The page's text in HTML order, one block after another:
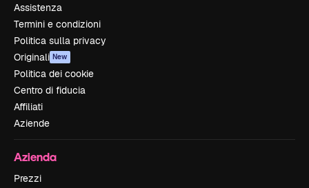
Assistenza
Termini e condizioni
Politica sulla privacy
Originali New
Politica dei cookie
Centro di fiducia
Affiliati
Aziende
Azienda
Prezzi